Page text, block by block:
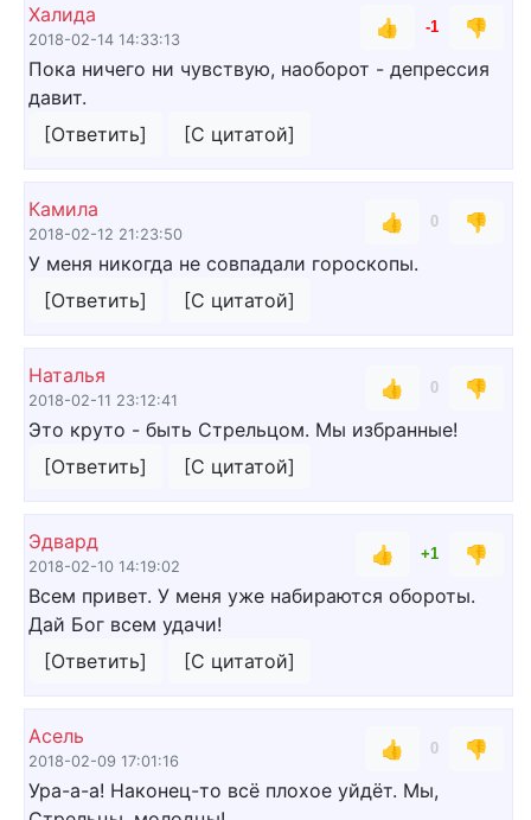
Халида
2018-02-14 14:33:13
👍 -1
👎
Пока ничего ни чувствую, наоборот - депрессия
давит.
[Ответить]
[С цитатой]
Камила
2018-02-12 21:23:50
👍 0
👎
У меня никогда не совпадали гороскопы.
[Ответить]
[С цитатой]
Наталья
2018-02-11 23:12:41
👍 0
👎
Это круто - быть Стрельцом. Мы избранные!
[Ответить]
[С цитатой]
Эдвард
2018-02-10 14:19:02
👍 +1
👎
Всем привет. У меня уже набираются обороты.
Дай Бог всем удачи!
[Ответить]
[С цитатой]
Асель
2018-02-09 17:01:16
👍 0
👎
Ура-а-а! Наконец-то всё плохое уйдёт. Мы,